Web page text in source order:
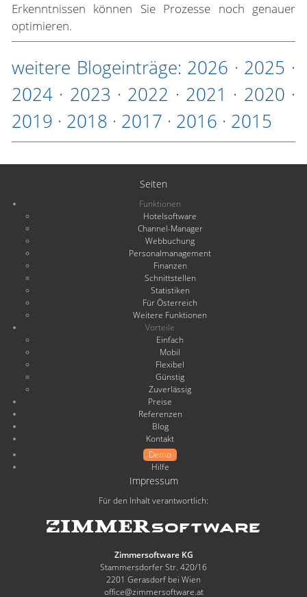
Erkenntnissen können Sie Prozesse noch genauer
optimieren.
weitere Blogeinträge: 2026 · 2025 ·
2024 · 2023 · 2022 · 2021 · 2020 ·
2019 · 2018 · 2017 · 2016 · 2015
Seiten
Funktionen
Hotelsoftware
Channel-Manager
Webbuchung
Personalmanagement
Finanzen
Schnittstellen
Statistiken
Für Österreich
Weitere Funktionen
Vorteile
Einfach
Mobil
Flexibel
Günstig
Zuverlässig
Preise
Referenzen
Blog
Kontakt
Demo
Hilfe
Impressum
Für den Inhalt verantwortlich:
Zimmersoftware KG
Stammersdorfer Str. 420/16
2201 Gerasdorf bei Wien
office@zimmersoftware.at